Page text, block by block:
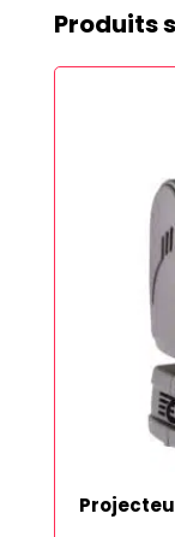
Produits